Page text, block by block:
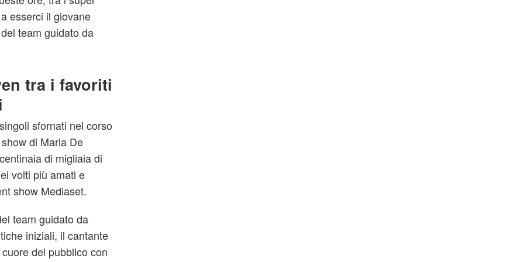
esserci il giovane
team guidato da
tra i favoriti
sfornati nel corso
di Maria De
di migliaia di
volti più amati e
show Mediaset.
team guidato da
iniziali, il cantante
del pubblico con